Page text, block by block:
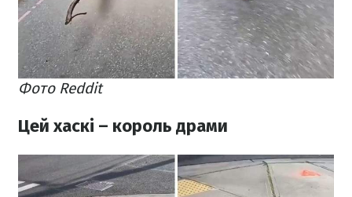
Фото Reddit
Цей хаскі – король драми